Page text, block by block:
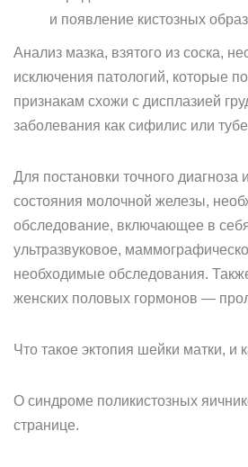
и появление кистозных
Анализ мазка, взятого из соска,
исключения патологий, которые
признакам схожи с дисплазией
заболевания как сифилис или
Для постановки точного диагноза
состояния молочной железы,
обследование, включающее в
ультразвуковое,
необходимые обследования.
женских половых гормонов —
Что такое эктопия шейки матки, и
О синдроме поликистозных
странице.